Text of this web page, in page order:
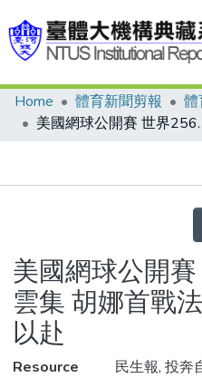
Communities & Collections
Statistics
Home 體育新聞剪報
體
美國網球公開賽 世
美國網球公開
雲集 胡娜首戰
以赴
Resource
民生報, 投奔